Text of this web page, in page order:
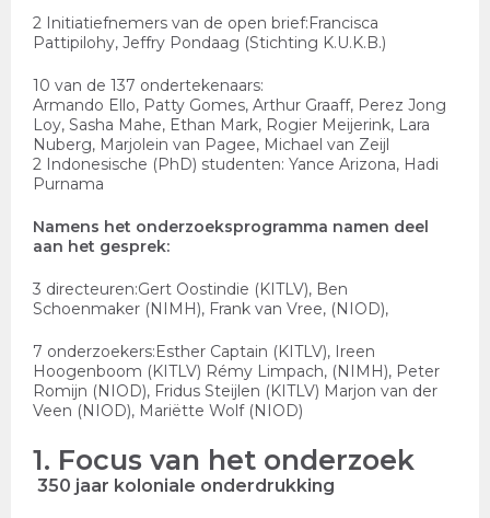
2 Initiatiefnemers van de open brief: Francisca
Pattipilohy, Jeffry Pondaag (Stichting K.U.K.B.)
10 van de 137 ondertekenaars:
Armando Ello, Patty Gomes, Arthur Graaff, Perez Jong
Loy, Sasha Mahe, Ethan Mark, Rogier Meijerink, Lara
Nuberg, Marjolein van Pagee, Michael van Zeijl
2 Indonesische (PhD) studenten: Yance Arizona, Hadi
Purnama
Namens het onderzoeksprogramma namen deel
aan het gesprek:
3 directeuren:Gert Oostindie (KITLV), Ben
Schoenmaker (NIMH), Frank van Vree, (NIOD),
7 onderzoekers: Esther Captain (KITLV), Ireen
Hoogenboom (KITLV) Rémy Limpach, (NIMH), Peter
Romijn (NIOD), Fridus Steijlen (KITLV) Marjon van der
Veen (NIOD), Mariëtte Wolf (NIOD)
1. Focus van het onderzoek
350 jaar koloniale onderdrukking